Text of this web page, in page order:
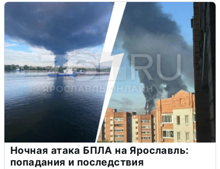
Ночная атака БПЛА на Ярославль:
попадания и последствия